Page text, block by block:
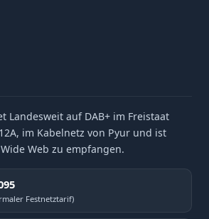
Landesweit auf DAB+ im Freistaat
im Kabelnetz von Pyur und ist
Web zu empfangen.
Festnetztarif)